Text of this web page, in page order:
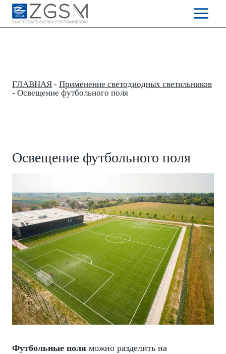
Skip
ГЛАВНАЯ - Применение светодиодных светильников
- Освещение футбольного поля
Освещение футбольного поля
Футбольные поля можно разделить на